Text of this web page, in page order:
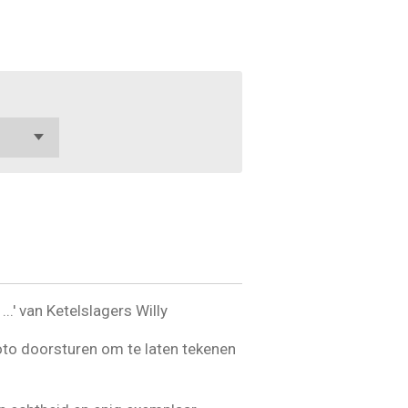
van Ketelslagers Willy
doorsturen om te laten tekenen